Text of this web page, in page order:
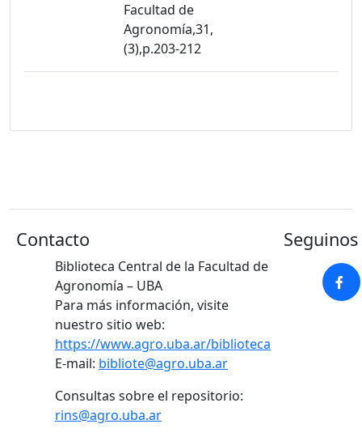
Facultad de
Agronomía,31,
(3),p.203-212
Contacto
Biblioteca Central de la Facultad de
Agronomía – UBA
Para más información, visite
nuestro sitio web:
https://www.agro.uba.ar/biblioteca
E-mail: bibliote@agro.uba.ar
Consultas sobre el repositorio:
rins@agro.uba.ar